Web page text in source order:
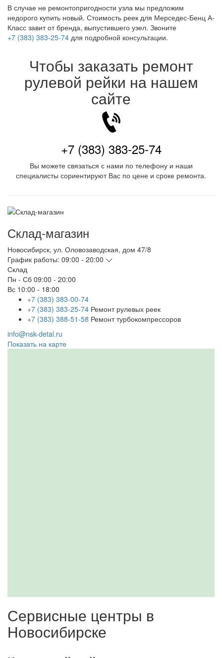
В случае не ремонтопригодности узла мы предложим
недорого купить новый. Стоимость реек для Мерседес-Бенц А-
Класс завит от бренда, выпустившего узел. Звоните
+7 (383) 383-25-74 для подробной консультации.
Чтобы заказать ремонт
рулевой рейки на нашем
сайте
+7 (383) 383-25-74
Вы можете связаться с нами по телефону и наши
специалисты сориентируют Вас по цене и сроке ремонта.
Склад-магазин
Новосибирск, ул. Оловозаводская, дом 47/8
График работы: 09:00 - 20:00
Склад
Пн - Сб 09:00 - 20:00
Вс 10:00 - 18:00
+7 (383) 383-00-74
+7 (383) 383-25-74 Ремонт рулевых реек
+7 (383) 388-51-58 Ремонт турбокомпрессоров
info@nsk-detal.ru
Показать на карте
Сервисные центры в
Новосибирске